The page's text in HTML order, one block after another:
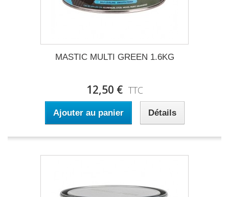
MASTIC MULTI GREEN 1.6KG
12,50 € TTC
Ajouter au panier Détails